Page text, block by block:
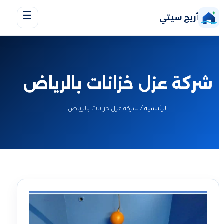
أريج سيتي ☰
شركة عزل خزانات بالرياض
الرئيسية / شركة عزل خزانات بالرياض